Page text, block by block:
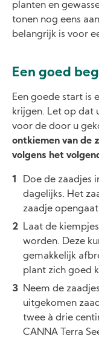
planten en
tonen nog eens
belangrijk is voor
Een goed
Een goede start is
krijgen. Let op dat
voor de door u
ontkiemen van de
volgens het
Doe de zaadjes
dagelijks. Het
zaadje
Laat de
worden. Deze
gemakkelijk
plant zich goed
Neem de
uitgekomen
twee à drie
CANNA Terra